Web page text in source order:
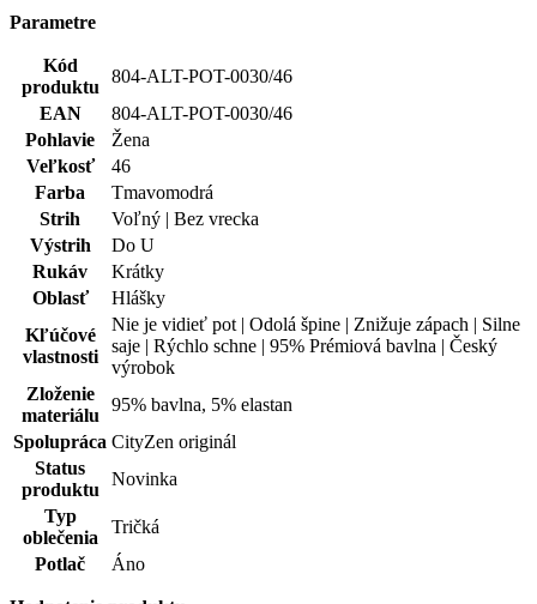
Parametre
Kód
produktu
804-ALT-POT-0030/46
EAN
804-ALT-POT-0030/46
Pohlavie
Žena
Veľkosť
46
Farba
Tmavomodrá
Strih
Voľný | Bez vrecka
Výstrih
Do U
Rukáv
Krátky
Oblasť
Hlášky
Kľúčové
vlastnosti
Nie je vidieť pot | Odolá špine | Znižuje zápach | Silne
saje | Rýchlo schne | 95% Prémiová bavlna | Český
výrobok
Zloženie
materiálu
95% bavlna, 5% elastan
Spolupráca CityZen originál
Status
produktu
Novinka
Typ
oblečenia
Tričká
Potlač
Áno